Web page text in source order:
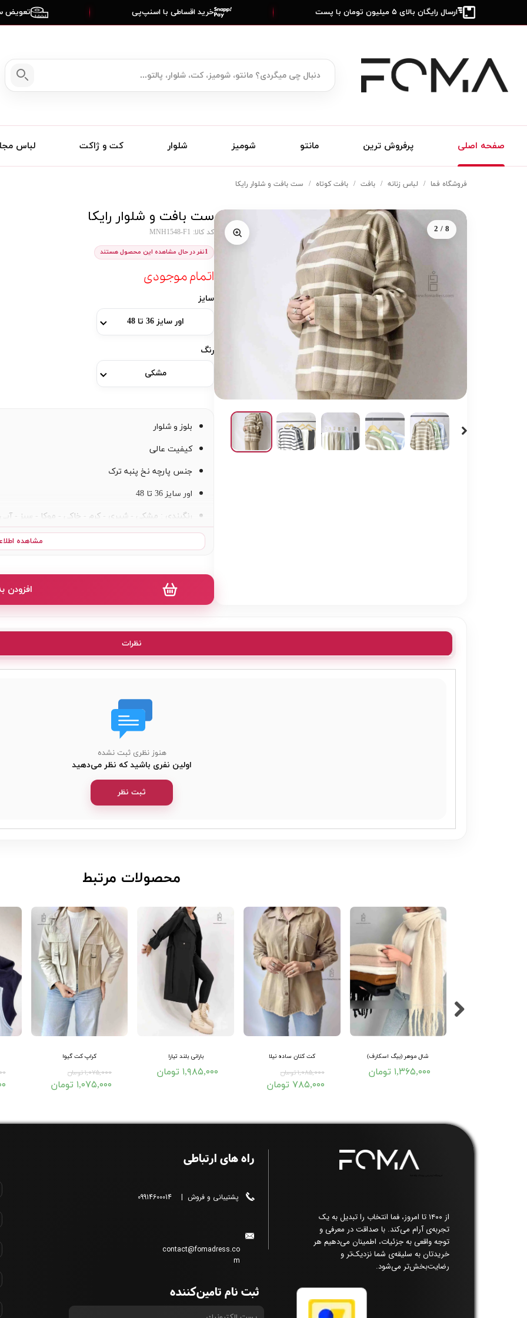
ارسال رایگان بالای ۵ میلیون تومان با پست خرید اقساطی با اسنپ‌پی تعویض
صفحه اصلی پرفروش ترین مانتو شومیز شلوار کت و ژاکت لباس
فروشگاه فما لباس زنانه بافت بافت کوتاه ست بافت و شلوار رایکا
2 / 8
ست بافت و شلوار رایکا
کد کالا: MNH1548-F1
1نفر در حال مشاهده این محصول هستند
اتمام موجودی
بلوز و شلوار
کیفیت عالی
جنس پارچه نخ پنبه ترک
اور سایز 36 تا 48
رنگبندی : مشکی - شیری - کرم - خاکی - موکا - سبز -
طرح راه راه بلوز - طرح شلوار ساده
کشسانی بالا - آستین بلند - یقه گرد
مشاهده
سایز
اور سایز 36 تا 48
رنگ
مشکی
افزودن
نظرات
هنوز نظری ثبت نشده
اولین نفری باشید که نظر می‌دهید
ثبت نظر
کراپ کت گیوا
۱,۰۷۵,۰۰۰ تومان
۱,۰۷۵,۰۰۰ تومان
بارانی بلند تیارا
۱,۹۸۵,۰۰۰ تومان
کت کتان ساده نیلا
۱,۰۸۵,۰۰۰ تومان
۷۸۵,۰۰۰ تومان
شال موهر (بیگ اسکارف)
۱,۳۶۵,۰۰۰ تومان
​محصولات مرتبط
راه های ارتباطی
پشتیبانی و فروش | 09914600014
contact@fomadress.co
m
از ۱۴۰۰ تا امروز، فما انتخاب را تبدیل به یک
تجربه‌ی آرام می‌کند. با صداقت در معرفی و
توجه واقعی به جزئیات، اطمینان می‌دهیم هر
خریدتان به سلیقه‌ی شما نزدیک‌تر و
رضایت‌بخش‌تر می‌شود.
ثبت نام تامین‌کننده